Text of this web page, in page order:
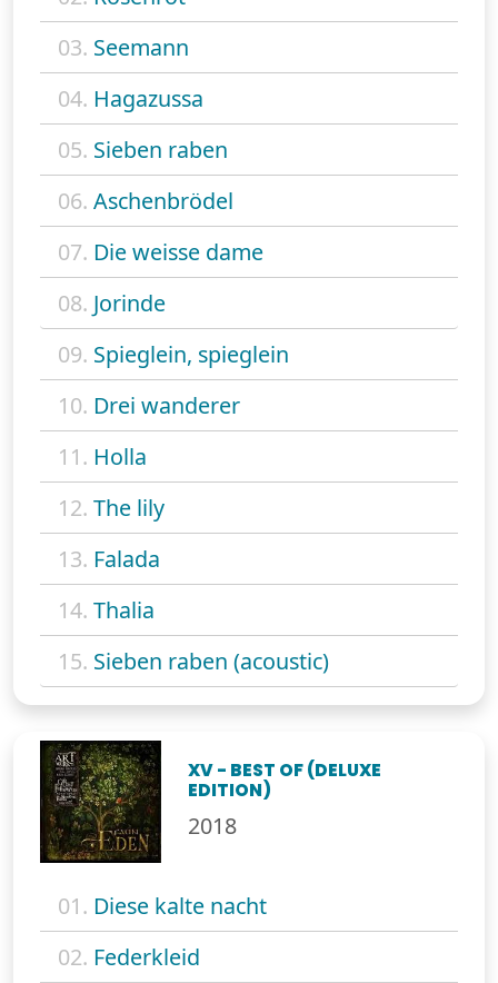
03. Seemann
04. Hagazussa
05. Sieben raben
06. Aschenbrödel
07. Die weisse dame
08. Jorinde
09. Spieglein, spieglein
10. Drei wanderer
11. Holla
12. The lily
13. Falada
14. Thalia
15. Sieben raben (acoustic)
XV - BEST OF (DELUXE
EDITION)
2018
01. Diese kalte nacht
02. Federkleid